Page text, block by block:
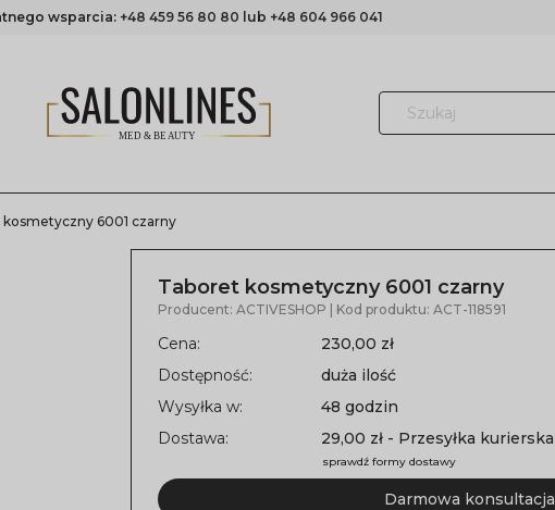
wsparcia: +48 459 56 80 80 lub +48 604 966 041
kosmetyczny 6001 czarny
Taboret kosmetyczny 6001 czarny
Producent:ACTIVESHOP | Kod produktu: ACT-118591
Cena:
230,00 zł
Dostępność:
duża ilość
Wysyłka w:
48 godzin
Dostawa:
29,00 zł - Przesyłka kurierska
sprawdź formy dostawy
Darmowa konsultacja